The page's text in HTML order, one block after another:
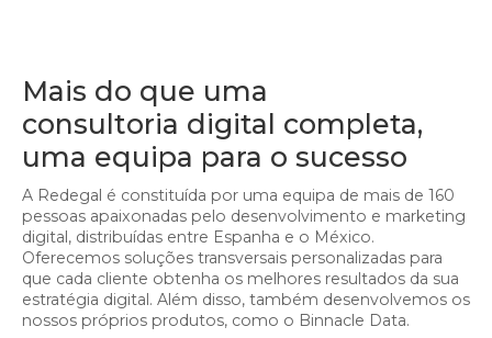
Mais do que uma
consultoria digital completa,
uma equipa para o sucesso
A Redegal é constituída por uma equipa de mais de 160
pessoas apaixonadas pelo desenvolvimento e marketing
digital, distribuídas entre Espanha e o México.
Oferecemos soluções transversais personalizadas para
que cada cliente obtenha os melhores resultados da sua
estratégia digital. Além disso, também desenvolvemos os
nossos próprios produtos, como o Binnacle Data.